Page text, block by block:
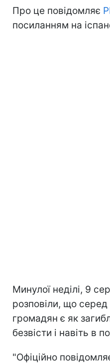
Про це повідомляє
посиланням на
Минулої неділі, 9
розповіли, що
громадян є як
безвісти і навіть в
"Офіційно